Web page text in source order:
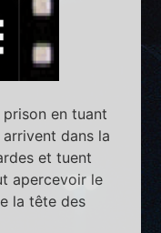
en tuant
dans la
et tuent
apercevoir le
la tête des